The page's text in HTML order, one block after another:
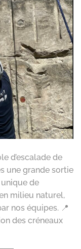
d’escalade de
une grande sortie
de
milieu naturel,
nos équipes. 📍
des créneaux